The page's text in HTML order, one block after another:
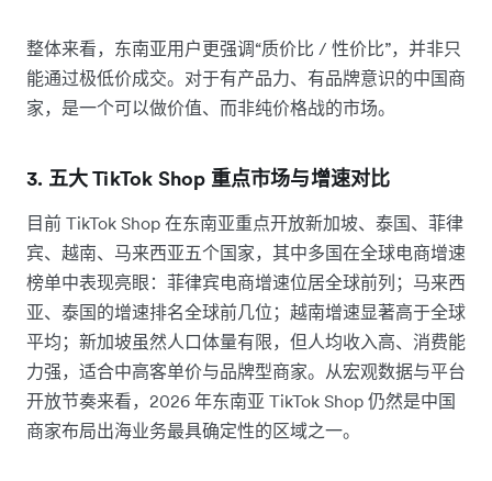
整体来看，东南亚用户更强调“质价比 / 性价比”，并非只
能通过极低价成交。对于有产品力、有品牌意识的中国商
家，是一个可以做价值、而非纯价格战的市场。
3. 五大 TikTok Shop 重点市场与增速对比
目前 TikTok Shop 在东南亚重点开放新加坡、泰国、菲律
宾、越南、马来西亚五个国家，其中多国在全球电商增速
榜单中表现亮眼：菲律宾电商增速位居全球前列；马来西
亚、泰国的增速排名全球前几位；越南增速显著高于全球
平均；新加坡虽然人口体量有限，但人均收入高、消费能
力强，适合中高客单价与品牌型商家。从宏观数据与平台
开放节奏来看，2026 年东南亚 TikTok Shop 仍然是中国
商家布局出海业务最具确定性的区域之一。